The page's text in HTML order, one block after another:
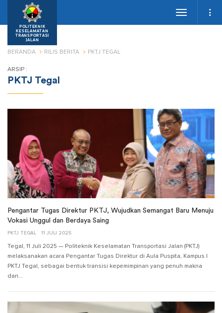
POLITEKNIK
KESELAMATAN
TRANSPORTASI
JALAN
Toggle
BERANDA RILIS BERITA PKTJ TEGAL
ARSIP :
PKTJ Tegal
Pengantar Tugas Direktur PKTJ, Wujudkan Semangat Baru Menuju
Vokasi Unggul dan Berdaya Saing
PKTJ TEGAL 11 JULI 2025
Tegal, 11 Juli 2025 — Politeknik Keselamatan Transportasi Jalan (PKTJ)
melaksanakan acara Pengantar Tugas Direktur di Aula Puspita, Kampus I
PKTJ Tegal, sebagai bentuk transisi kepemimpinan yang penuh makna
dan…